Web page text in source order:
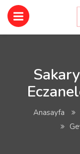
Anasayfa